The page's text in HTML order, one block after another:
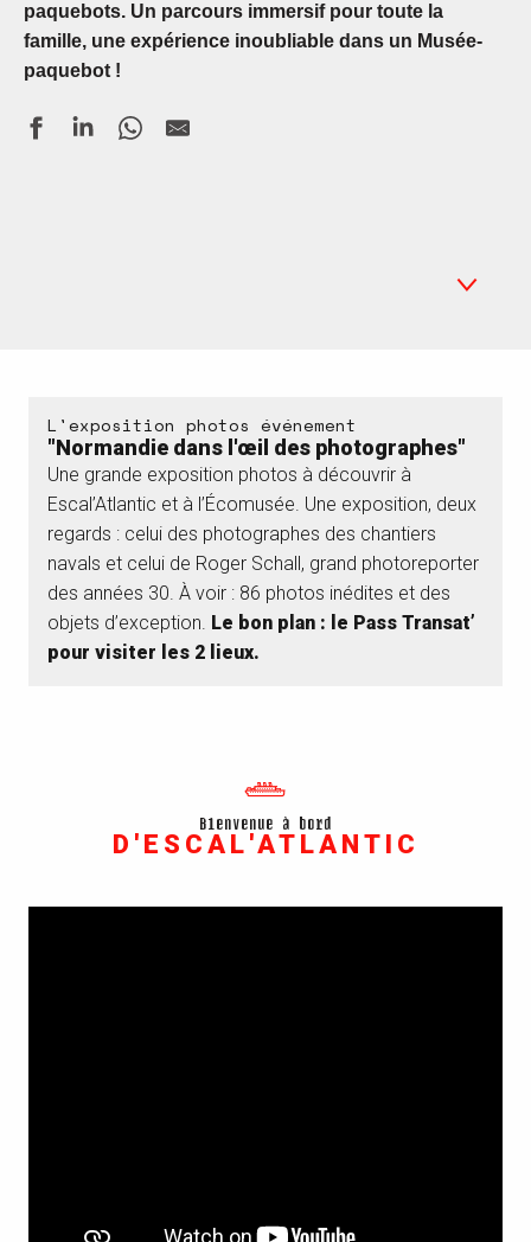
paquebots. Un parcours immersif pour toute la
famille, une expérience inoubliable dans un Musée-
paquebot !
La Saison patrimoine à Escal'Atlantic
Infos pratiques
Pour aller plus loin
Nos suggestions
L'exposition photos événement
"Normandie dans l'œil des photographes"
Une grande exposition photos à découvrir à
Escal’Atlantic et à l’Écomusée. Une exposition, deux
regards : celui des photographes des chantiers
navals et celui de Roger Schall, grand photoreporter
des années 30. À voir : 86 photos inédites et des
objets d’exception. Le bon plan : le Pass Transat’
pour visiter les 2 lieux.
Bienvenue à bord
D'ESCAL'ATLANTIC